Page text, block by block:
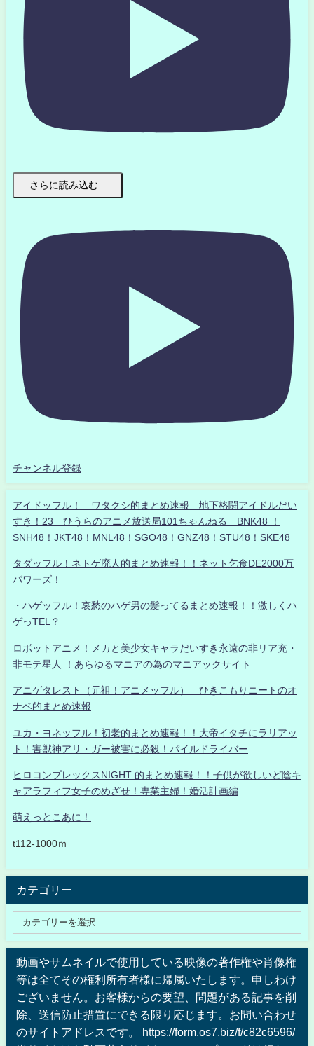
さらに読み込む...
チャンネル登録
アイドッフル！ ワタクシ的まとめ速報 地下格闘アイドルだい
すき！23 ひうらのアニメ放送局101ちゃんねる BNK48 ！
SNH48！JKT48！MNL48！SGO48！GNZ48！STU48！SKE48
タダッフル！ネトゲ廃人的まとめ速報！！ネット乞食DE2000万
パワーズ！
・ハゲッフル！哀愁のハゲ男の髪ってるまとめ速報！！激しくハ
ゲっTEL？
ロボットアニメ！メカと美少女キャラだいすき永遠の非リア充・
非モテ星人 ！あらゆるマニアの為のマニアックサイト
アニゲタレスト（元祖！アニメッフル） ひきこもりニートのオ
ナベ的まとめ速報
ユカ・ヨネッフル！初老的まとめ速報！！大帝イタチにラリアッ
ト！害獣神アリ・ガー被害に必殺！パイルドライバー
ヒロコンプレックスNIGHT 的まとめ速報！！子供が欲しいど陰キ
ャアラフィフ女子のめざせ！専業主婦！婚活計画編
萌えっとこあに！
t112-1000ｍ
カテゴリー
動画やサムネイルで使用している映像の著作権や肖像権
等は全てその権利所有者様に帰属いたします。申しわけ
ございません。お客様からの要望、問題がある記事を削
除、送信防止措置にできる限り応じます。お問い合わせ
のサイトアドレスです。 https://form.os7.biz/f/c82c6596/